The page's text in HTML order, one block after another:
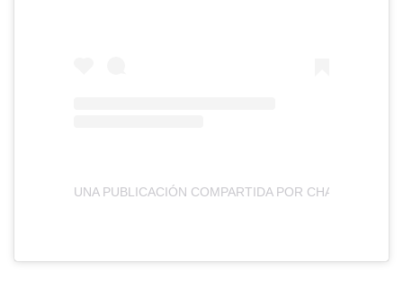
UNA PUBLICACIÓN COMPARTIDA POR CHARLOTTE